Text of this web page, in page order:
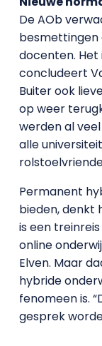
De AOb
besmettingen
docenten. Het
concludeert
Buiter ook
op weer
werden al
alle
Permanent
bieden, denkt
is een
online
Elven. Maar
hybride
fenomeen is.
gesprek